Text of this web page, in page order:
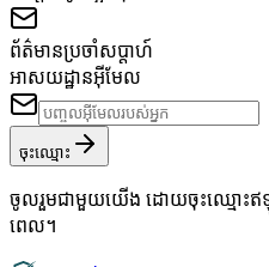
ព័ត៌មានប្រចាំសប្តាហ៍
អាសយដ្ឋានអ៊ីមែល
ចុះឈ្មោះ
ចូលរួមជាមួយយើង ដោយចុះឈ្មោះឥឡូ
ពេល។